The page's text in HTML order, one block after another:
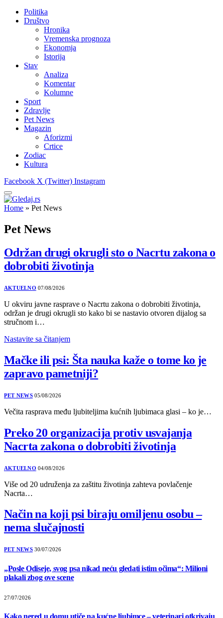
Politika
Društvo
Hronika
Vremenska prognoza
Ekonomja
Istorija
Stav
Analiza
Komentar
Kolumne
Sport
Zdravlje
Pet News
Magazin
Aforizmi
Crtice
Zodiac
Kultura
Facebook X (Twitter) Instagram
Home » Pet News
Pet News
Održan drugi okrugli sto o Nacrtu zakona o
dobrobiti životinja
AKTUELNO 07/08/2026
U okviru javne rasprave o Nacrtu zakona o dobrobiti životinja,
održan je drugi okrugli sto kako bi se nastavio otvoren dijalog sa
stručnom i…
Nastavite sa čitanjem
Mačke ili psi: Šta nauka kaže o tome ko je
zapravo pametniji?
PET NEWS 05/08/2026
Večita rasprava među ljubiteljima kućnih ljubimaca glasi – ko je…
Preko 20 organizacija protiv usvajanja
Nacrta zakona o dobrobiti životinja
AKTUELNO 04/08/2026
Više od 20 udruženja za zaštitu životinja zahteva povlačenje
Nacrta…
Način na koji psi biraju omiljenu osobu –
nema slučajnosti
PET NEWS 30/07/2026
„Posle Odiseje, svog psa nikad neću gledati istim očima“: Milioni
plakali zbog ove scene
27/07/2026